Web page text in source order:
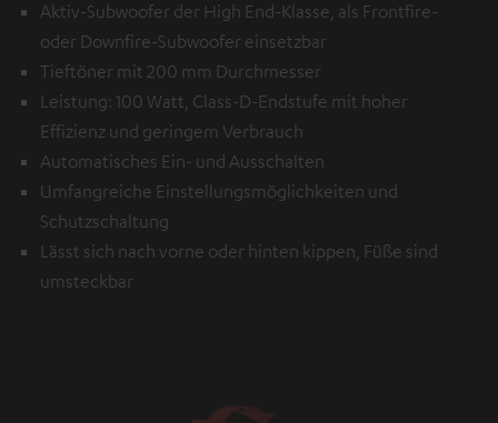
Aktiv-Subwoofer der High End-Klasse, als Frontfire-
oder Downfire-Subwoofer einsetzbar
Tieftöner mit 200 mm Durchmesser
Leistung: 100 Watt, Class-D-Endstufe mit hoher
Effizienz und geringem Verbrauch
Automatisches Ein- und Ausschalten
Umfangreiche Einstellungsmöglichkeiten und
Schutzschaltung
Lässt sich nach vorne oder hinten kippen, Füße sind
umsteckbar